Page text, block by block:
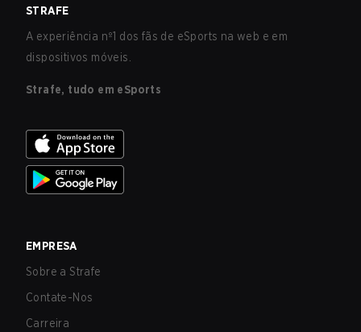
STRAFE
A experiência nº1 dos fãs de eSports na web e em
dispositivos móveis.
Strafe, tudo em eSports
EMPRESA
Sobre a Strafe
Contate-Nos
Carreira